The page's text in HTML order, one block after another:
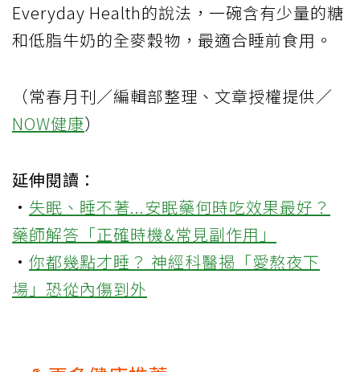
Everyday Health的說法，一碗含有少量的糖
和低脂牛奶的全麥穀物，最適合睡前食用。
（常春月刊／編輯部整理、文章授權提供／
NOW健康）
延伸閱讀：
· 失眠、睡不著...安眠藥何時吃效果最好？
藥師解答「正確時機&常見副作用」
· 你都幾點才睡？ 神經科醫揭「愛熬夜下
場」恐從內傷到外